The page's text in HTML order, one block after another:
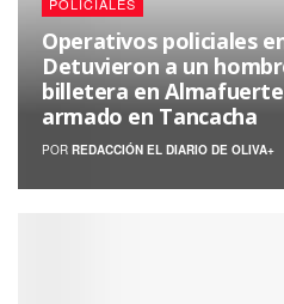
Operativos policiales
Detuvieron a un
billetera en
armado en Tancacha
POR REDACCIÓN EL DIARIO DE OLIVA+